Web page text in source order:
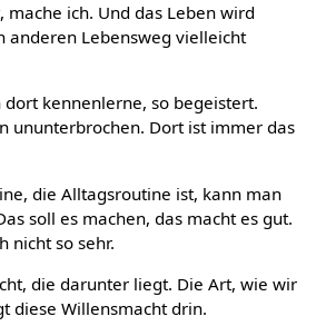
mache ich. Und das Leben wird
anderen Lebensweg vielleicht
dort kennenlerne, so begeistert.
ununterbrochen. Dort ist immer das
die Alltagsroutine ist, kann man
soll es machen, das macht es gut.
nicht so sehr.
die darunter liegt. Die Art, wie wir
diese Willensmacht drin.